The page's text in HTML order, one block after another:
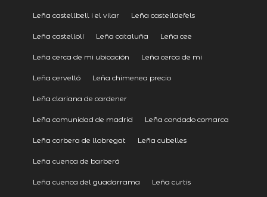
Leña castellbell i el vilar Leña castelldefels
Leña castellolí Leña cataluña Leña cee
Leña cerca de mi ubicación Leña cerca de mi
Leña cervelló Leña chimenea precio
Leña clariana de cardener
Leña comunidad de madrid Leña condado comarca
Leña corbera de llobregat Leña cubelles
Leña cuenca de barberá
Leña cuenca del guadarrama Leña curtis